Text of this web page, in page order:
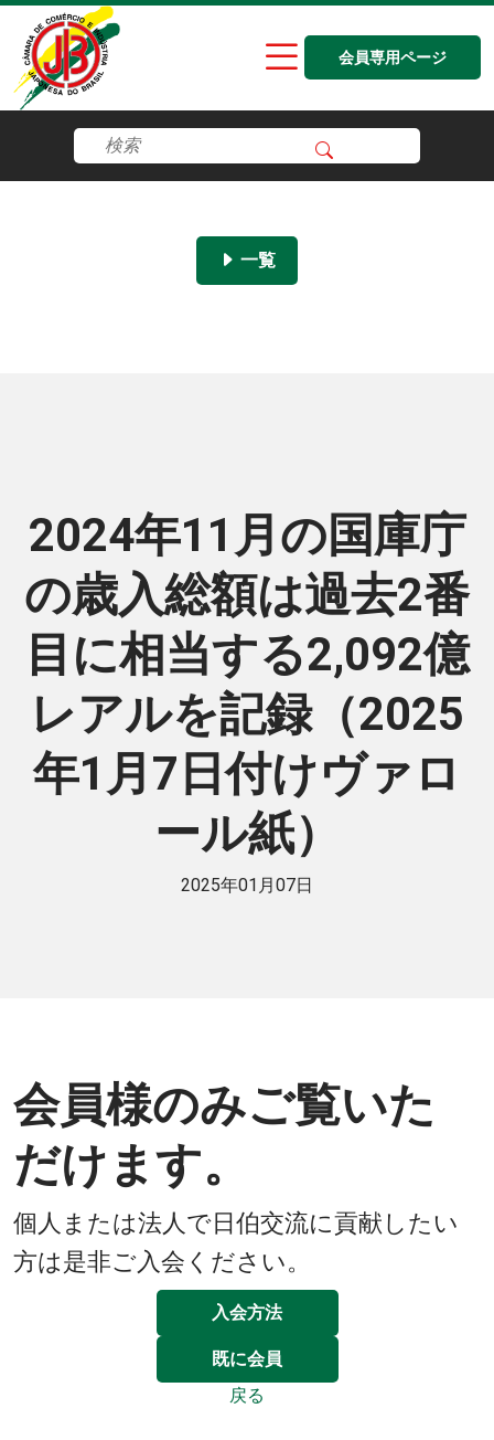
会員専用ページ
一覧
2024年11月の国庫庁
の歳入総額は過去2番
目に相当する2,092億
レアルを記録（2025
年1月7日付けヴァロ
ール紙）
2025年01月07日
会員様のみご覧いた
だけます。
個人または法人で日伯交流に貢献したい
方は是非ご入会ください。
入会方法
既に会員
戻る